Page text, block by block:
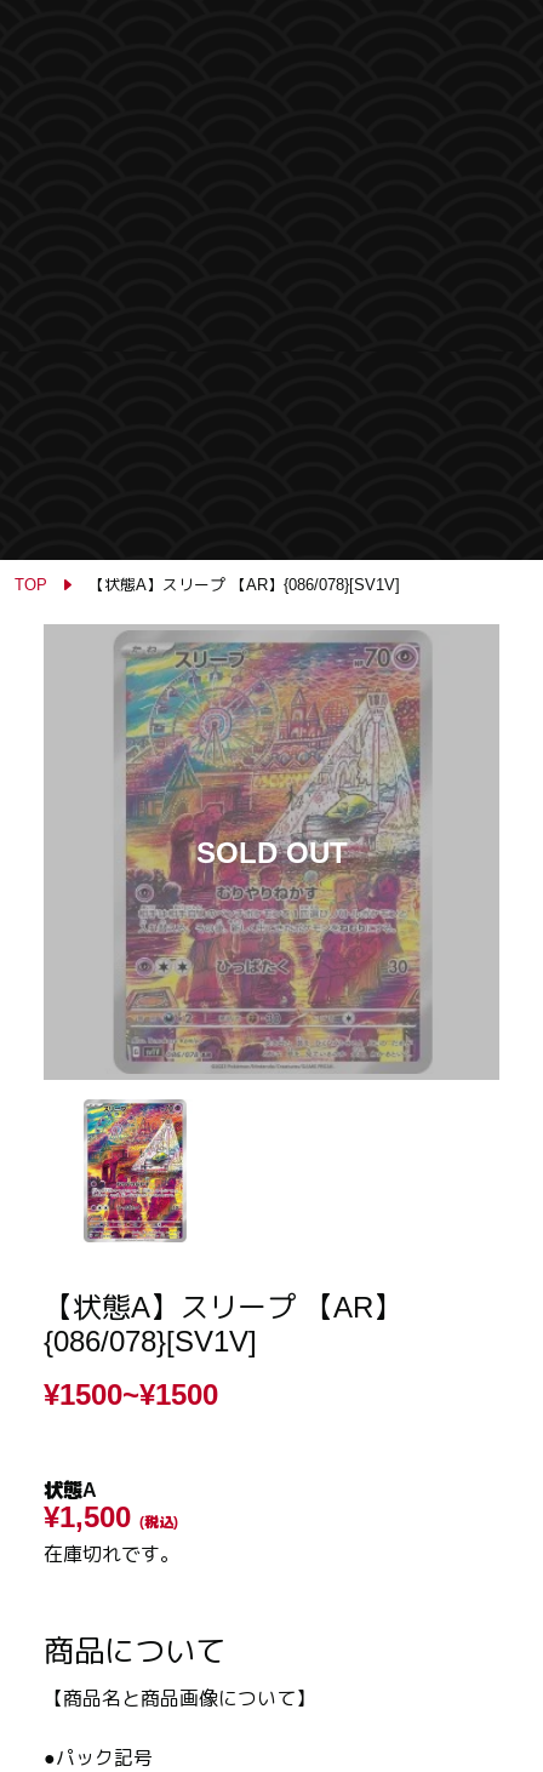
TOP 【状態A】スリープ 【AR】{086/078}[SV1V]
【状態A】スリープ 【AR】
{086/078}[SV1V]
¥1500~¥1500
状態A
¥1,500 (税込)
在庫切れです。
商品について
【商品名と商品画像について】
●パック記号